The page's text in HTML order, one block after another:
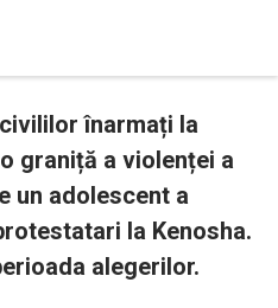
înarmați la
graniță a violenței a
un adolescent a
la Kenosha.
alegerilor.